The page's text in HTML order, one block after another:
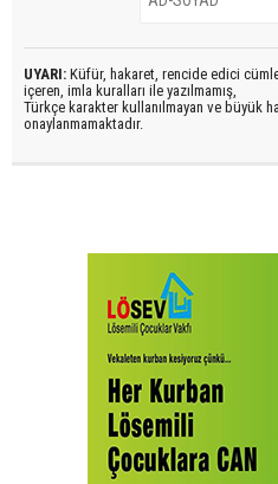
UYARI: Küfür, hakaret, rencide edici
içeren, imla kuralları ile yazılmamış,
Türkçe karakter kullanılmayan ve büyük
onaylanmamaktadır.